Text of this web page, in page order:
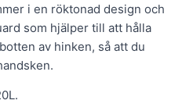
i en röktonad design och
som hjälper till att hålla
av hinken, så att du